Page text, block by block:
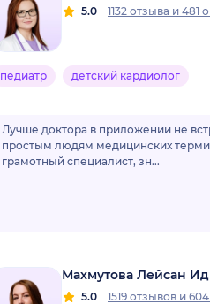
5.0 1132 отзыва и 481
педиатр детский кардиолог
Лучше доктора в приложении не
простым людям медицинских
грамотный специалист, зн...
Махмутова Лейсан
5.0 1519 отзывов и